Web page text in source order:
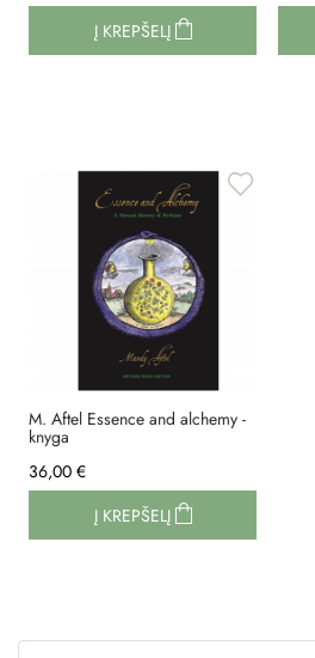
Į KREPŠELĮ
M. Aftel Essence and alchemy -
knyga
36,00 €
Į KREPŠELĮ